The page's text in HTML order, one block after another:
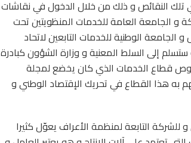
تلك النقائص و ذلك من خلال الدخول في نقاشات
و الجامعة العامة للخدمات المنظويتين تحت
الوطنية للخدمات التابعين لاتحاد
إلى السلط المعنية و وزارة الشؤون كبادرة
قطاع الخدمات الذي كان يخضع لمجلة
هذا القطاع في تحريك الإقتصاد الوطني و
التابعة لمنظمة الأعراف يعوّل كثيرا